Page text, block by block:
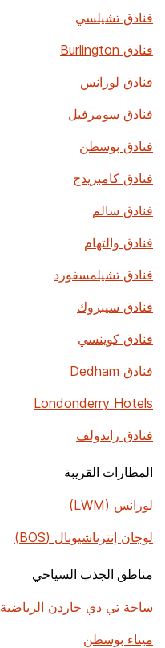
فنادق تشيلسي
فنادق Burlington
فنادق لورانس
فنادق سومرفيل
فنادق بوسطن
فنادق كامبريدج
فنادق سالم
فنادق والتهام
فنادق تشيلمسفورد
فنادق سيبروك
فنادق كوينسي
فنادق Dedham
Londonderry Hotels
فنادق راندولف
المطارات القريبة
لورانس (LWM)
لوجان إنترناشيونال (BOS)
مناطق الجذب السياحي
ساحة تي دي جاردن الرياضية
ميناء بوسطن